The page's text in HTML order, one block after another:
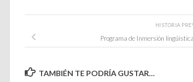
HISTORIA
Programa de Inmersión
TAMBIÉN TE PODRÍA GUSTAR...